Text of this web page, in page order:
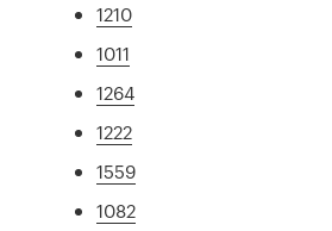
1210
1011
1264
1222
1559
1082